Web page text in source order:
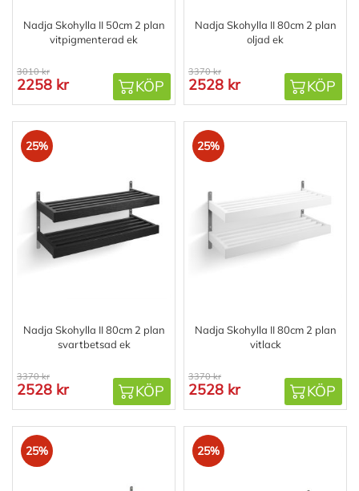
Nadja Skohylla II 50cm 2 plan
vitpigmenterad ek
3010 kr
2258 kr KÖP
Nadja Skohylla II 80cm 2 plan
oljad ek
3370 kr
2528 kr KÖP
25%
Nadja Skohylla II 80cm 2 plan
svartbetsad ek
3370 kr
2528 kr KÖP
25%
Nadja Skohylla II 80cm 2 plan
vitlack
3370 kr
2528 kr KÖP
25% 25%